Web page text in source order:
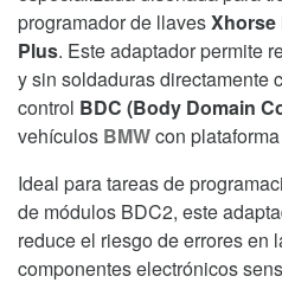
BDC
para
Llaves
BMW
cantidad
programador de llavesXhorse
Plus. Este adaptador permite
y sin soldaduras directamente
control BDC (Body Domain
vehículos BMWcon
Ideal para tareas de
de módulos BDC2, este
reduce el riesgo de errores en
componentes electrónicos